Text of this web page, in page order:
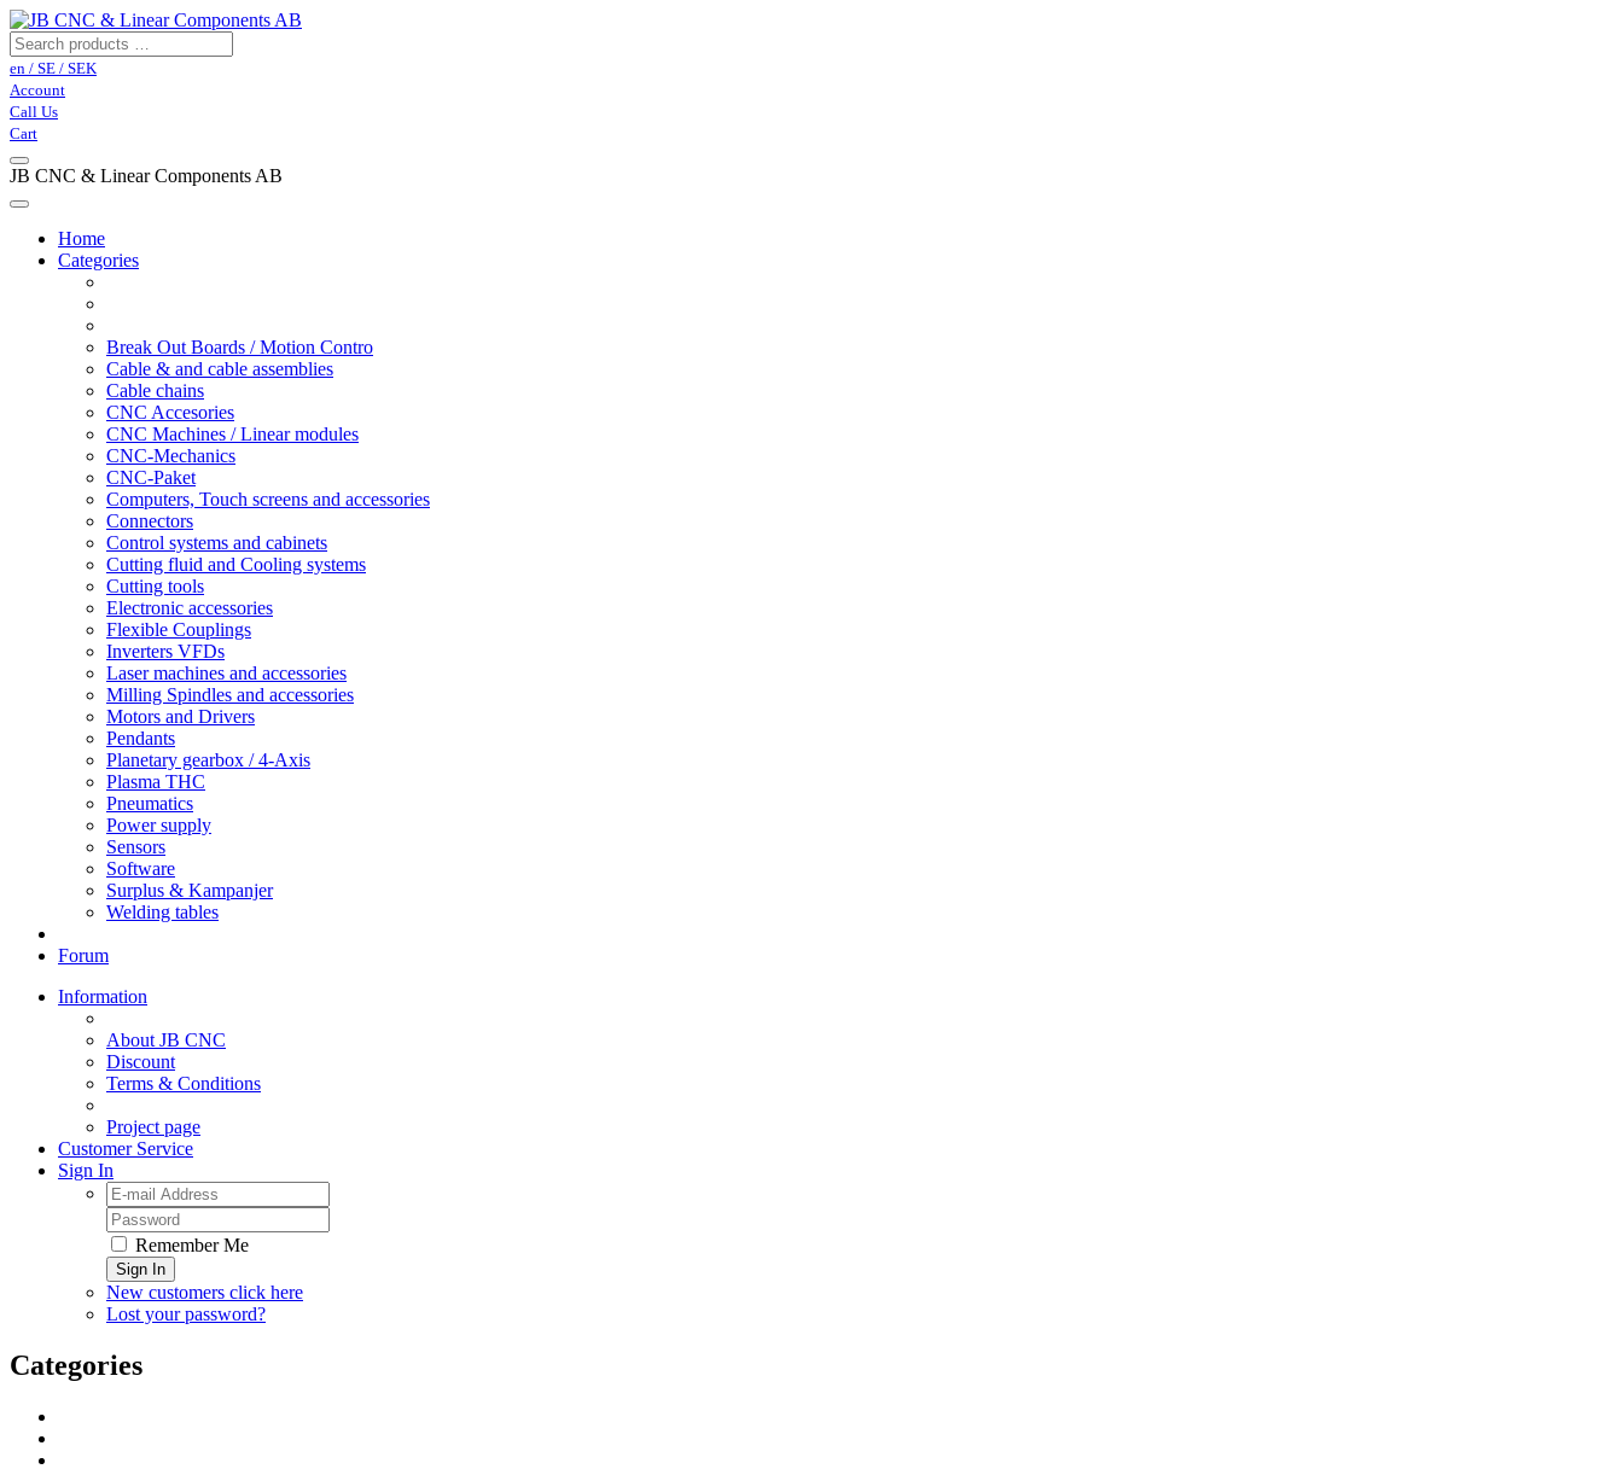
en / SE / SEK
Account
Call Us
Cart
JB CNC & Linear Components AB
Home
Categories
Break Out Boards / Motion Contro
Cable & and cable assemblies
Cable chains
CNC Accesories
CNC Machines / Linear modules
CNC-Mechanics
CNC-Paket
Computers, Touch screens and accessories
Connectors
Control systems and cabinets
Cutting fluid and Cooling systems
Cutting tools
Electronic accessories
Flexible Couplings
Inverters VFDs
Laser machines and accessories
Milling Spindles and accessories
Motors and Drivers
Pendants
Planetary gearbox / 4-Axis
Plasma THC
Pneumatics
Power supply
Sensors
Software
Surplus & Kampanjer
Welding tables
Forum
Information
About JB CNC
Discount
Terms & Conditions
Project page
Customer Service
Sign In
Remember Me
Sign In
New customers click here
Lost your password?
Categories